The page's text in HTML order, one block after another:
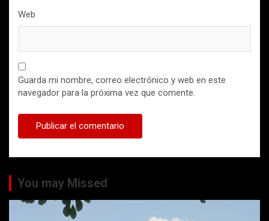
Web
Guarda mi nombre, correo electrónico y web en este
navegador para la próxima vez que comente.
You may Missed